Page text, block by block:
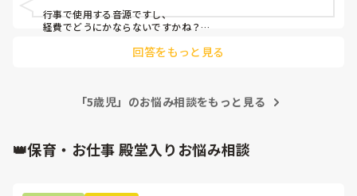
行事で使用する音源ですし、
経費でどうにかならないですかね？
ちなみに、僕が働いていた園では、
さすがに今はレンタルは難しいし、効率的なところを考える
提案する価値はあると思います。
レンタルを探す時間、借りに行く時間、その辺考えても、あり
回答をもっと見る
「5歳児」のお悩み相談をもっと見る
👑保育・お仕事 殿堂入りお悩み相談